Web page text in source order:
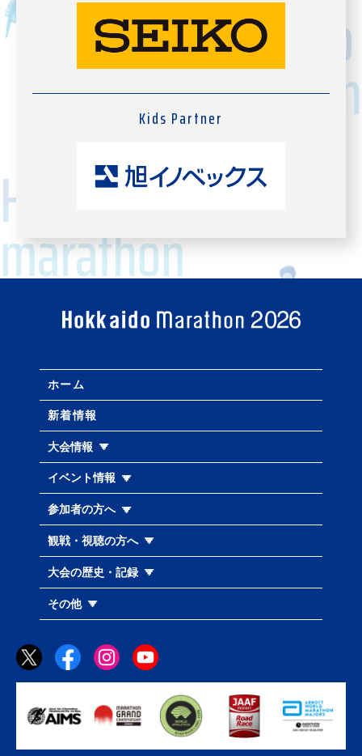
Kids Partner
ホーム
新着情報
大会情報
イベント情報
参加者の方へ
観戦・視聴の方へ
大会の歴史・記録
その他